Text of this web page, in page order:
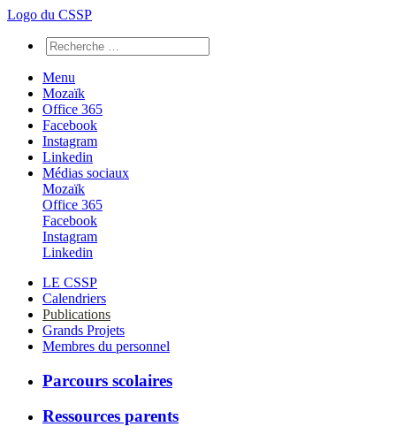
Logo du CSSP
Menu
Mozaïk
Office 365
Facebook
Instagram
Linkedin
Médias sociaux
Mozaïk
Office 365
Facebook
Instagram
Linkedin
LE CSSP
Calendriers
Publications
Grands Projets
Membres du personnel
Parcours scolaires
Ressources parents